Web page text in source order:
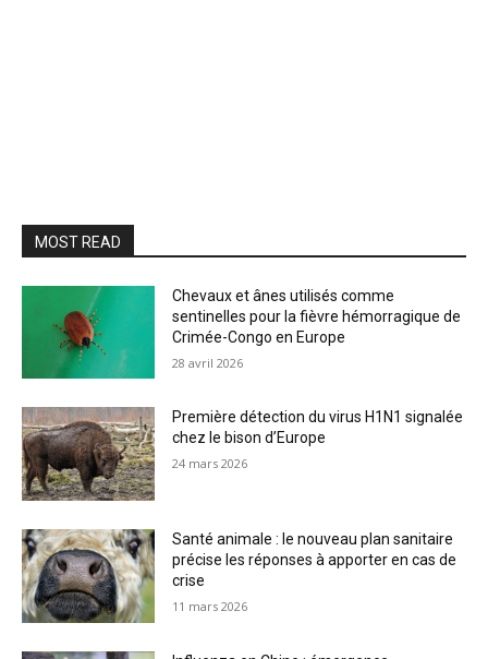
MOST READ
Chevaux et ânes utilisés comme
sentinelles pour la fièvre hémorragique de
Crimée-Congo en Europe
28 avril 2026
Première détection du virus H1N1 signalée
chez le bison d’Europe
24 mars 2026
Santé animale : le nouveau plan sanitaire
précise les réponses à apporter en cas de
crise
11 mars 2026